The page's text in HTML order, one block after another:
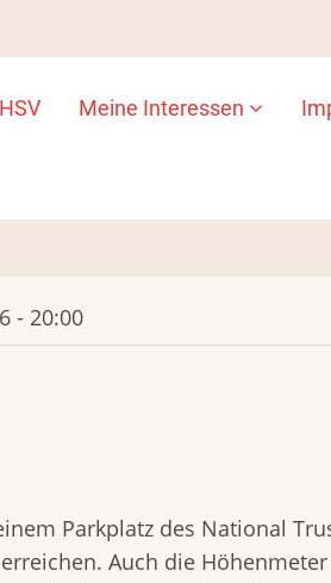
HSV Meine Interessen
- 20:00
Parkplatz des National
Auch die